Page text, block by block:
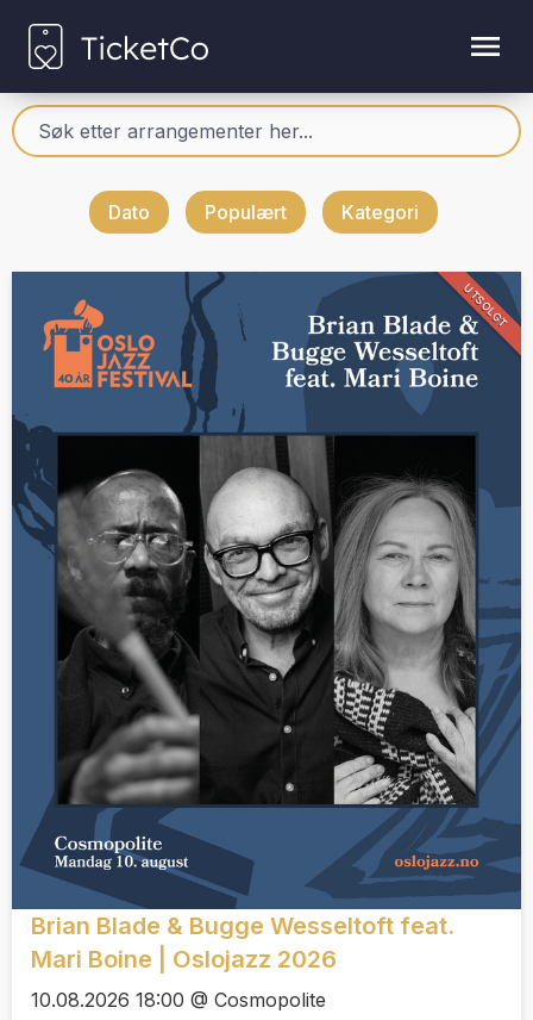
Dato Populært Kategori
Brian Blade & Bugge Wesseltoft feat.
Mari Boine | Oslojazz 2026
10.08.2026 18:00 @ Cosmopolite
UTSOLGT